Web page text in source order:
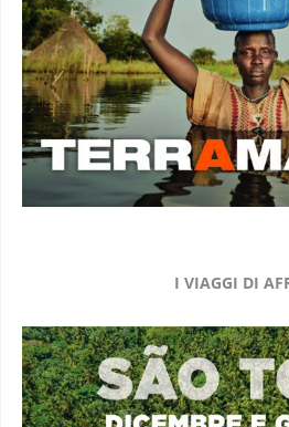
I VIAGGI DI